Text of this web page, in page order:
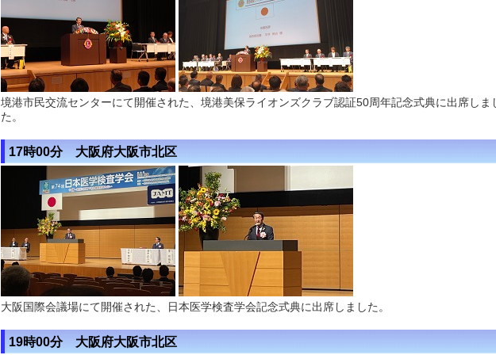
境港市民交流センターにて開催された、境港美保ライオンズクラブ認証50周年記念式典に出席しま
た。
17時00分 大阪府大阪市北区
大阪国際会議場にて開催された、日本医学検査学会記念式典に出席しました。
19時00分 大阪府大阪市北区